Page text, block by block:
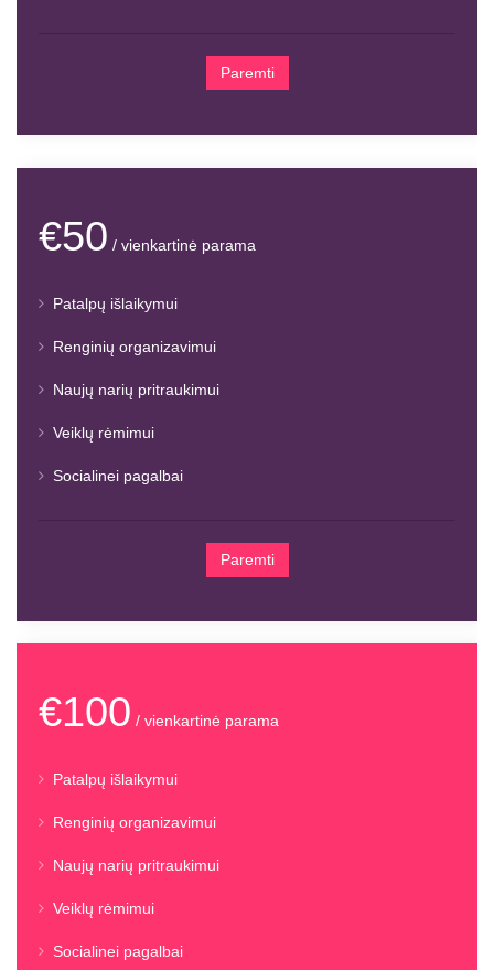
Paremti
€50 / vienkartinė parama
Patalpų išlaikymui
Renginių organizavimui
Naujų narių pritraukimui
Veiklų rėmimui
Socialinei pagalbai
Paremti
€100 / vienkartinė parama
Patalpų išlaikymui
Renginių organizavimui
Naujų narių pritraukimui
Veiklų rėmimui
Socialinei pagalbai